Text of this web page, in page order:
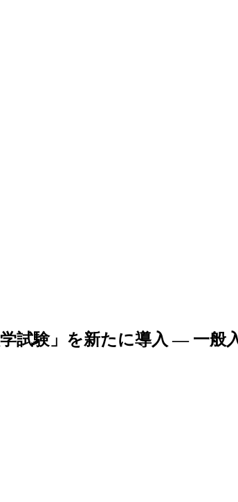
試験」を新たに導入 — 一般